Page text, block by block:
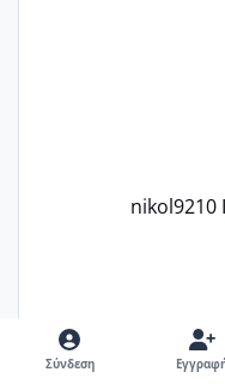
nikol9210
Σύνδεση